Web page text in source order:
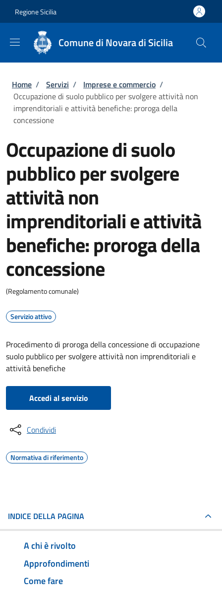
Regione Sicilia
Comune di Novara di Sicilia
Briciole di pane
Home / Servizi / Imprese e commercio /
Occupazione di suolo pubblico per svolgere attività non
imprenditoriali e attività benefiche: proroga della
concessione
Occupazione di suolo
pubblico per svolgere
attività non
imprenditoriali e attività
benefiche: proroga della
concessione
(Regolamento comunale)
Servizio attivo
Procedimento di proroga della concessione di occupazione
suolo pubblico per svolgere attività non imprenditoriali e
attività benefiche
Accedi al servizio
Condividi
Normativa di riferimento
INDICE DELLA PAGINA
A chi è rivolto
Approfondimenti
Come fare